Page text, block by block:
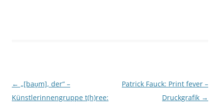
Beitragsnavigation
← „[baʊ̯m], der“ –
Künstlerinnengruppe t(h)ree:
Patrick Fauck: Print fever –
Druckgrafik →